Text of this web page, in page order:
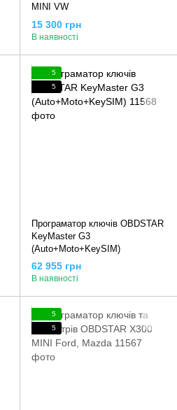
MINI VW
15 300 грн
В наявності
5
5
Програматор ключів OBDSTAR
KeyMaster G3
(Auto+Moto+KeySIM)
62 955 грн
В наявності
5
5